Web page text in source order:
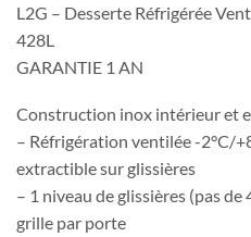
L2G – Desserte Réfrigérée
428L
GARANTIE 1 AN
Construction inox intérieur et
– Réfrigération ventilée -2°C/
extractible sur glissières
– 1 niveau de glissières (pas de
grille par porte